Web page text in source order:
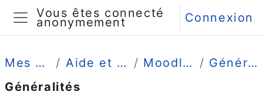
Passer au contenu principal
Panneau latéral
Vous êtes connecté
anonymement Connexion
Mes cours Aide et guides Moodle App
Généralités
Généralités